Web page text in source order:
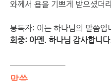
와께서 욥을 기쁘게 받으셨더
봉독자: 이는 하나님의 말씀입
회중: 아멘. 하나님 감사합니